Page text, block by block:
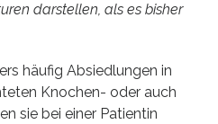
darstellen, als es bisher
häufig Absiedlungen in
Knochen- oder auch
sie bei einer Patientin